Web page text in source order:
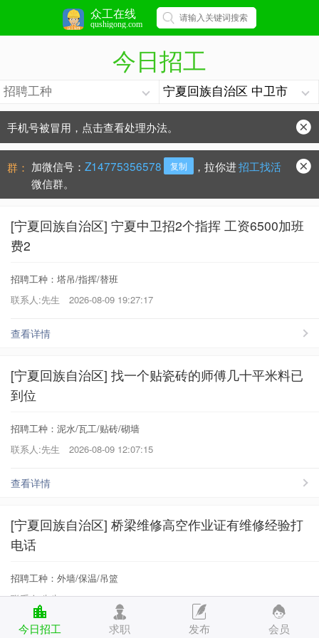
众工在线
qushigong.com
今日招工
手机号被冒用，点击查看处理办法。
防骗常识：学会这些不上当？
群： 加微信号： Z14775356578 复制 ，拉你进招工找活
微信群。
[宁夏回族自治区] 宁夏中卫招2个指挥 工资6500加班
费2
招聘工种：塔吊/指挥/替班
联系人:先生
2026-08-09 19:27:17
查看详情
[宁夏回族自治区] 找一个贴瓷砖的师傅几十平米料已
到位
招聘工种：泥水/瓦工/贴砖/砌墙
联系人:先生
2026-08-09 12:07:15
查看详情
[宁夏回族自治区] 桥梁维修高空作业证有维修经验打
电话
招聘工种：外墙/保温/吊篮
联系人:先生
2026-08-09 11:39:27
查看详情
今日招工 求职 发布 会员